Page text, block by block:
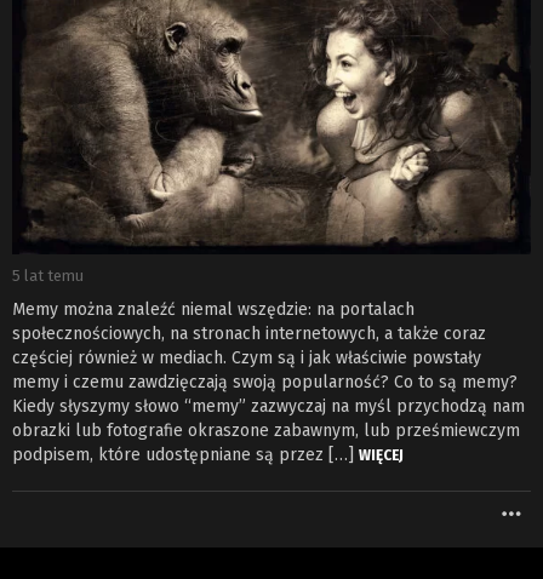
5 lat temu
Memy można znaleźć niemal wszędzie: na portalach
społecznościowych, na stronach internetowych, a także coraz
częściej również w mediach. Czym są i jak właściwie powstały
memy i czemu zawdzięczają swoją popularność? Co to są memy?
Kiedy słyszymy słowo “memy” zazwyczaj na myśl przychodzą nam
obrazki lub fotografie okraszone zabawnym, lub prześmiewczym
podpisem, które udostępniane są przez […] WIĘCEJ